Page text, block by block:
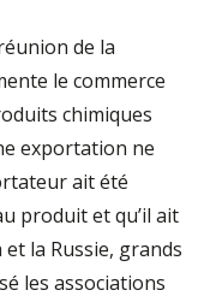
de la
le commerce
chimiques
exportation ne
ait été
produit et qu’il ait
la Russie, grands
les associations